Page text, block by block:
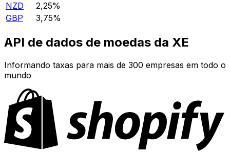
NZD
2,25%
GBP
3,75%
API de dados de moedas da XE
Informando taxas para mais de 300 empresas em todo o
mundo